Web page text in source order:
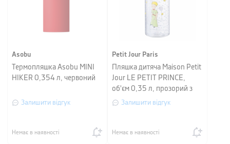
Asobu
Термопляшка Asobu MINI
HIKER 0,354 л, червоний
Залишити відгук
Немає в наявності
Petit Jour Paris
Пляшка дитяча Maison Petit
Jour LE PETIT PRINCE,
об'єм 0,35 л, прозорий з
малюнком
Залишити відгук
Немає в наявності